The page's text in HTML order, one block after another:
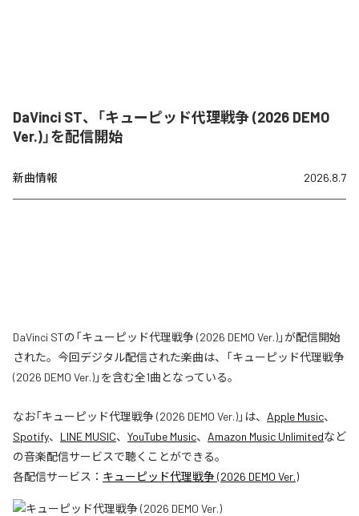
DaVinci ST、「キューピッド代理戦争 (2026 DEMO
Ver.)」を配信開始
新曲情報 2026.8.7
DaVinci STの「キューピッド代理戦争 (2026 DEMO Ver.)」が配信開始
された。今回デジタル配信された楽曲は、「キューピッド代理戦争
(2026 DEMO Ver.)」を含む全1曲となっている。
なお「キューピッド代理戦争 (2026 DEMO Ver.)」は、 Apple Music、
Spotify、 LINE MUSIC、 YouTube Music、 Amazon Music Unlimitedなど
の音楽配信サービスで聴くことができる。
各配信サービス： キューピッド代理戦争 (2026 DEMO Ver.)